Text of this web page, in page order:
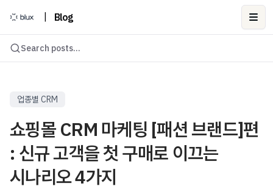
Blog
Search posts...
업종별 CRM
쇼핑몰 CRM 마케팅 [패션 브랜드]편
: 신규 고객을 첫 구매로 이끄는
시나리오 4가지